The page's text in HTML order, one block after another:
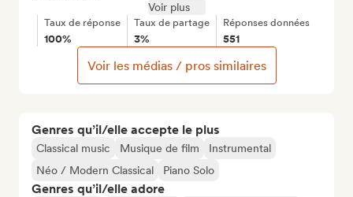
Genres qu’il/elle accepte le plus
Classical music Musique de film
Instrumental
Néo / Modern Classical
Piano Solo
Genres qu’il/elle adore
Voir plus
Taux de réponse
100%
Taux de partage
3%
Réponses données
551
Voir les médias / pros similaires